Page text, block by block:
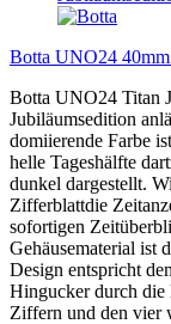
Botta UNO24
Botta UNO24 Titan
Jubiläumsedition
domiierende Farbe
helle Tageshälfte
dunkel dargestellt.
Zifferblattdie
sofortigen
Gehäusematerial ist
Design entspricht
Hingucker durch die
Ziffern und den vier